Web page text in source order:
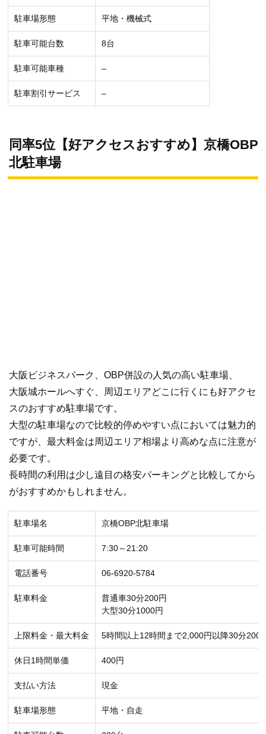
駐車場形態 平地・機械式
駐車可能台数 8台
駐車可能車種 –
駐車割引サービス –
同率5位【好アクセスおすすめ】京橋OBP
北駐車場
大阪ビジネスパーク、OBP併設の人気の高い駐車場、
大阪城ホールへすぐ、周辺エリアどこに行くにも好アクセ
スのおすすめ駐車場です。
大型の駐車場なので比較的停めやすい点においては魅力的
ですが、最大料金は周辺エリア相場より高めな点に注意が
必要です。
長時間の利用は少し遠目の格安パーキングと比較してから
がおすすめかもしれません。
駐車場名 京橋OBP北駐車場
駐車可能時間 7:30～21:20
電話番号 06-6920-5784
駐車料金
普通車30分200円
大型30分1000円
上限料金・最大料金 5時間以上12時間まで2,000円以降30分200
休日1時間単価 400円
支払い方法 現金
駐車場形態 平地・自走